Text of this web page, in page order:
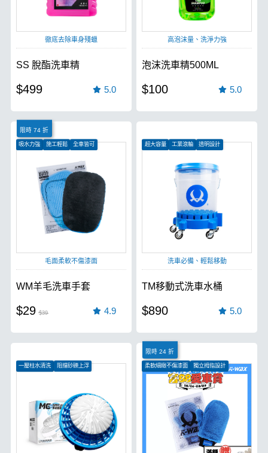
徹底去除車身殘蠟
SS 脫酯洗車精
$499 5.0
高泡沫量、洗淨力強
泡沫洗車精500ML
$100 5.0
限時 74 折
吸水力強 施工輕鬆 全車皆可
毛面柔軟不傷漆面
WM羊毛洗車手套
$29 $39 4.9
超大容量 工業滾輪 透明設計
洗車必備、輕鬆移動
TM移動式洗車水桶
$890 5.0
一壓柱水清洗
阻擋砂礫上浮
限時 24 折
柔軟細緻不傷漆面
獨立拇指設計
各式材質皆可用